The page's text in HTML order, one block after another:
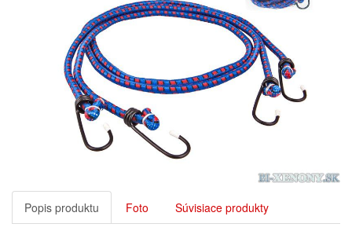
Popis produktu Foto Súvisiace produkty